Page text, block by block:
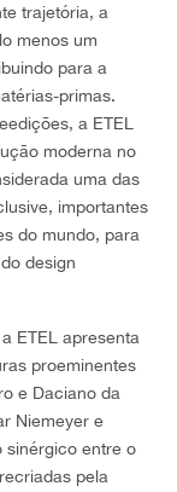
trajetória, a
menos um
para a
primas.
a ETEL
moderna no
uma das
importantes
do mundo, para
design
ETEL apresenta
proeminentes
e Daciano da
Niemeyer e
sinérgico entre o
pela